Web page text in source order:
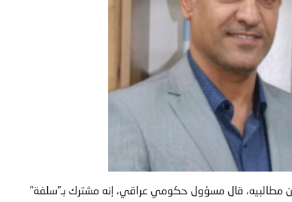
مطالبيه، قال مسؤول حكومي عراقي، إنه مشترك بـ”سلفة”